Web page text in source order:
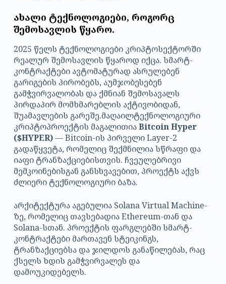
ახალი ტექნოლოგიები, როგორც
შემოსავლის წყარო.
2025 წელს ტექნოლოგიები კრიპტოსექტორში
რეალურ შემოსავლის წყაროდ იქცა. სმარტ-
კონტრაქტები ავტომატურად ასრულებენ
გარიგების პირობებს, აუმჯობესებენ
გამჭვირვალობას და ქმნიან შემოსავალს
პირდაპირ მომხმარებლის აქტივობიდან,
შუამავლების გარეშე.მაღაილტექნოლოგიური
კრიპტოპროექტის მაგალითიაBitcoin Hyper
($HYPER)— Bitcoin-ის პირველი Layer-2
გადაწყვეტა, რომელიც შექმნილია სწრაფი და
იაფი ტრანზაქციებისთვის. ჩვეულებრივი
მემკოინებისგან განსხვავებით, პროექტს აქვს
ძლიერი ტექნოლოგიური ბაზა.
არქიტექტურა აგებულია Solana Virtual Machine-
ზე, რომელიც თავსებადია Ethereum-თან და
Solana-სთან. პროექტის ფარგლებში სმარტ-
კონტრაქტები მართავენ სტეიკინგს,
ტრანზაქციებსა და ჯილდოს განაწილებას, რაც
ქსელს ხდის გამჭვირვალეს და
დამოუკიდებელს.